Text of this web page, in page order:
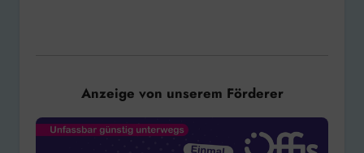
Anzeige von unserem Förderer